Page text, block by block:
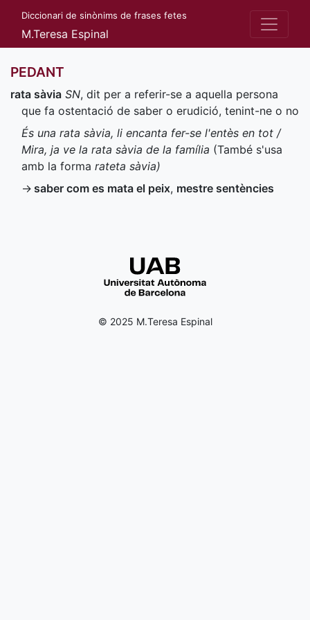
Diccionari de sinònims de frases fetes
M.Teresa Espinal
PEDANT
rata sàvia SN, dit per a referir-se a aquella persona
que fa ostentació de saber o erudició, tenint-ne o no
És una rata sàvia, li encanta fer-se l'entès en tot /
Mira, ja ve la rata sàvia de la família (També s'usa
amb la forma rateta sàvia)
→ saber com es mata el peix, mestre sentències
© 2025 M.Teresa Espinal